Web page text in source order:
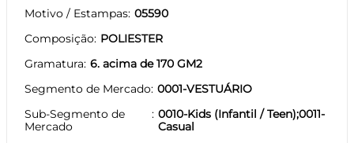
Motivo / Estampas 05590
Composição POLIESTER
Gramatura 6. acima de 170 GM2
Segmento de Mercado 0001-VESTUÁRIO
Sub-Segmento de
Mercado
0010-Kids (Infantil / Teen);0011-
Casual